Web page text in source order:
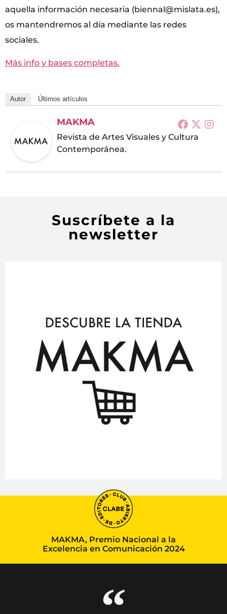
aquella información necesaria (biennal@mislata.es),
os mantendremos al día mediante las redes
sociales.
Más info y bases completas.
Autor Últimos artículos
MAKMA
Revista de Artes Visuales y Cultura
Contemporánea.
Suscríbete a la
newsletter
MAKMA, Premio Nacional a la
Excelencia en Comunicación 2024